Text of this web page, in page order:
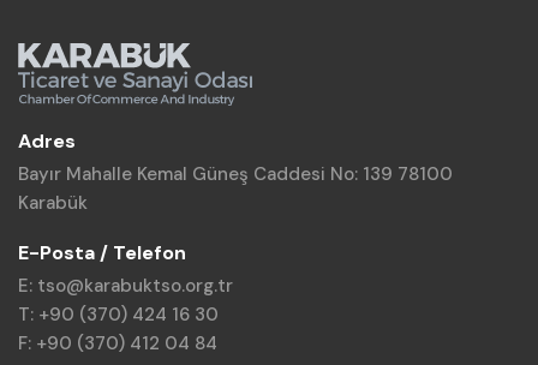
Adres
Bayır Mahalle Kemal Güneş Caddesi No: 139 78100
Karabük
E-Posta / Telefon
E: tso@karabuktso.org.tr
T: +90 (370) 424 16 30
F: +90 (370) 412 04 84